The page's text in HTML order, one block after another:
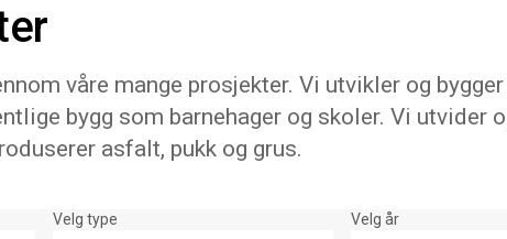
våre mange prosjekter. Vi utvikler og
bygg som barnehager og skoler. Vi utvider
asfalt, pukk og grus.
Velg type Velg år